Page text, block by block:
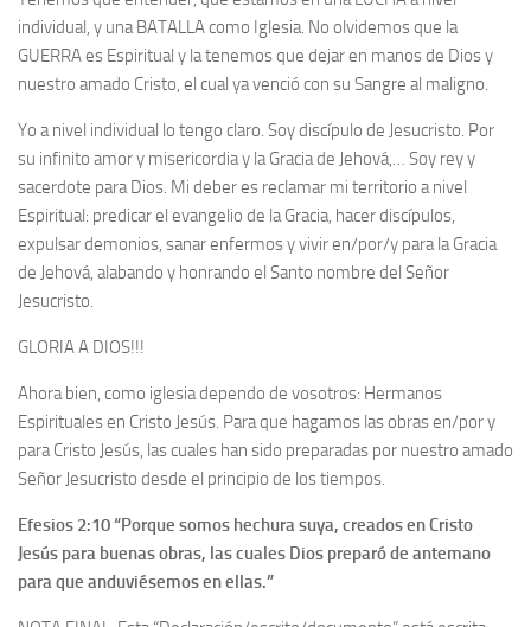
individual, y una BATALLA como Iglesia. No olvidemos que la
GUERRA es Espiritual y la tenemos que dejar en manos de Dios y
nuestro amado Cristo, el cual ya venció con su Sangre al maligno.
Yo a nivel individual lo tengo claro. Soy discípulo de Jesucristo. Por
su infinito amor y misericordia y la Gracia de Jehová,… Soy rey y
sacerdote para Dios. Mi deber es reclamar mi territorio a nivel
Espiritual: predicar el evangelio de la Gracia, hacer discípulos,
expulsar demonios, sanar enfermos y vivir en/por/y para la Gracia
de Jehová, alabando y honrando el Santo nombre del Señor
Jesucristo.
GLORIA A DIOS!!!
Ahora bien, como iglesia dependo de vosotros: Hermanos
Espirituales en Cristo Jesús. Para que hagamos las obras en/por y
para Cristo Jesús, las cuales han sido preparadas por nuestro amado
Señor Jesucristo desde el principio de los tiempos.
Efesios 2:10 “Porque somos hechura suya, creados en Cristo
Jesús para buenas obras, las cuales Dios preparó de antemano
para que anduviésemos en ellas.”